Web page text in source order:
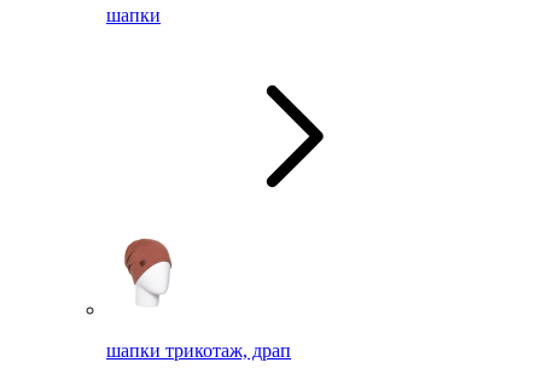
шапки
шапки трикотаж, драп